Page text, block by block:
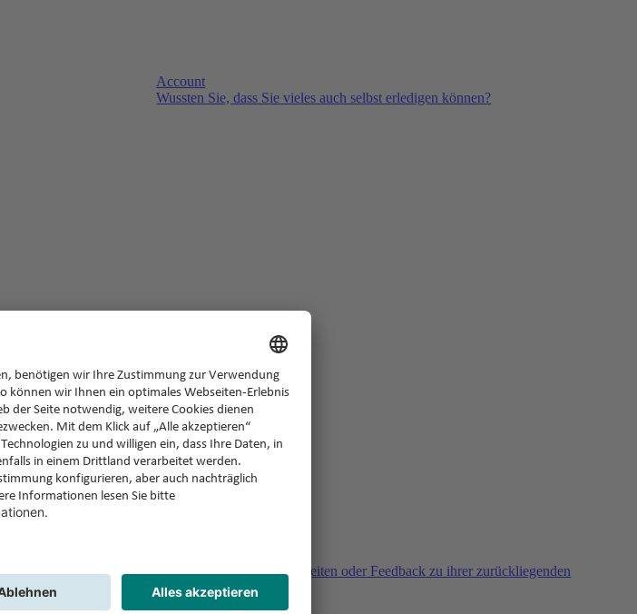
Account
Wussten Sie, dass Sie vieles auch selbst erledigen können?
Sie haben Fragen, Unklarheiten oder Feedback zu ihrer zurückliegenden
Buchung?